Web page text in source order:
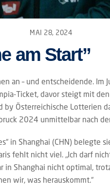
MAI 28, 2024
am Start”
an – und entscheidende. Im
Ticket, davor steigt mit
by Österreichische Lotterien
2024 unmittelbar nach
in Shanghai (CHN) belegte
fehlt nicht viel. „Ich darf
Shanghai nicht optimal,
wir, was herauskommt.“